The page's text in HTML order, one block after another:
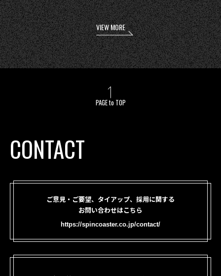
VIEW MORE
PAGE to TOP
CONTACT
ご意見・ご要望、タイアップ、採用に関する
お問い合わせはこちら
https://spincoaster.co.jp/contact/